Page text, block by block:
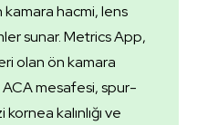
hacmi, lens
sunar. Metrics App,
olan ön kamara
ACA mesafesi, spur-
kalınlığı ve